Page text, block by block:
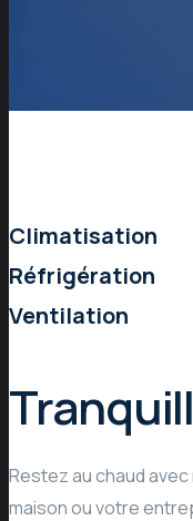
Climatisation
Réfrigération
Ventilation
Restez au chaud
maison ou votre